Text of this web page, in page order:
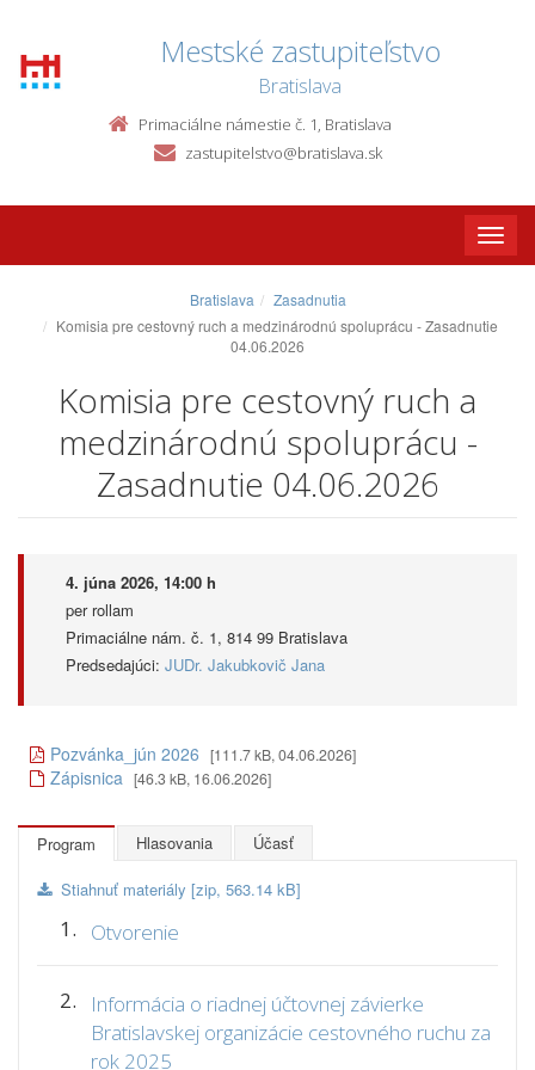
Mestské zastupiteľstvo
Bratislava
Primaciálne námestie č. 1, Bratislava
zastupitelstvo@bratislava.sk
Toggle
Bratislava
Zasadnutia
Komisia pre cestovný ruch a medzinárodnú spoluprácu - Zasadnutie
04.06.2026
Komisia pre cestovný ruch a
medzinárodnú spoluprácu -
Zasadnutie 04.06.2026
4. júna 2026, 14:00 h
per rollam
Primaciálne nám. č. 1, 814 99 Bratislava
Predsedajúci: JUDr. Jakubkovič Jana
Pozvánka_jún 2026 [111.7 kB, 04.06.2026]
Zápisnica [46.3 kB, 16.06.2026]
Program Hlasovania Účasť
Stiahnuť materiály [zip, 563.14 kB]
1. Otvorenie
2.
Informácia o riadnej účtovnej závierke
Bratislavskej organizácie cestovného ruchu za
rok 2025